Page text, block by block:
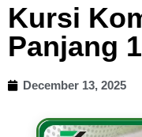
Kursi
Panjang
December 13, 2025